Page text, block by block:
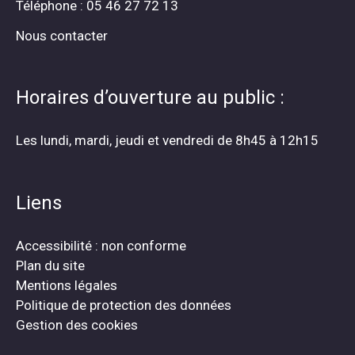
Téléphone : 05 46 27 72 13
Nous contacter
Horaires d’ouverture au public :
Les lundi, mardi, jeudi et vendredi de 8h45 à 12h15
Liens
Accessibilité : non conforme
Plan du site
Mentions légales
Politique de protection des données
Gestion des cookies